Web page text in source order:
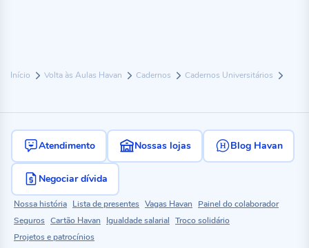
Início Volta às Aulas Havan Cadernos Cadernos Universitários
Atendimento Nossas lojas Blog Havan
Negociar dívida
Nossa história Lista de presentes Vagas Havan
Painel do colaborador
Seguros Cartão Havan Igualdade salarial Troco solidário
Projetos e patrocínios